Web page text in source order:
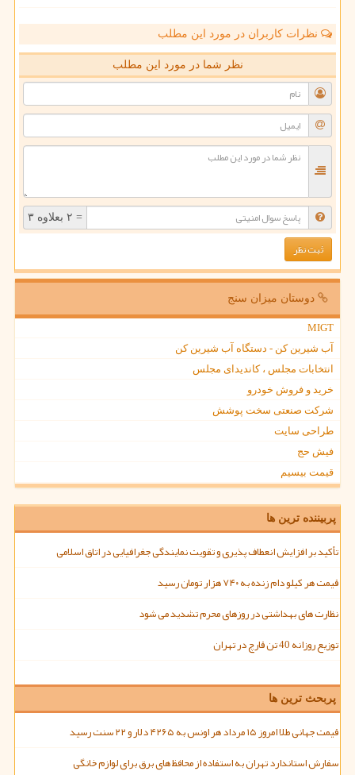
نظرات کاربران در مورد این مطلب
نظر شما در مورد این مطلب
= ۲ بعلاوه ۳
دوستان میزان سنج
MIGT
آب شیرین کن - دستگاه آب شیرین کن
انتخابات مجلس ، کاندیدای مجلس
خرید و فروش خودرو
شرکت صنعتی سخت پوشش
طراحی سایت
فیش حج
قیمت بیسیم
پربیننده ترین ها
تأکید بر افزایش انعطاف پذیری و تقویت نمایندگی جغرافیایی در اتاق اسلامی
قیمت هر کیلو دام زنده به ۷۴۰ هزار تومان رسید
نظارت های بهداشتی در روزهای محرم تشدید می شود
توزیع روزانه 40 تن قارچ در تهران
پربحث ترین ها
قیمت جهانی طلا امروز ۱۵ مرداد هر اونس به ۴۲۶۵ دلار و ۲۲ سنت رسید
سفارش استاندارد تهران به استفاده از محافظ های برق برای لوازم خانگی